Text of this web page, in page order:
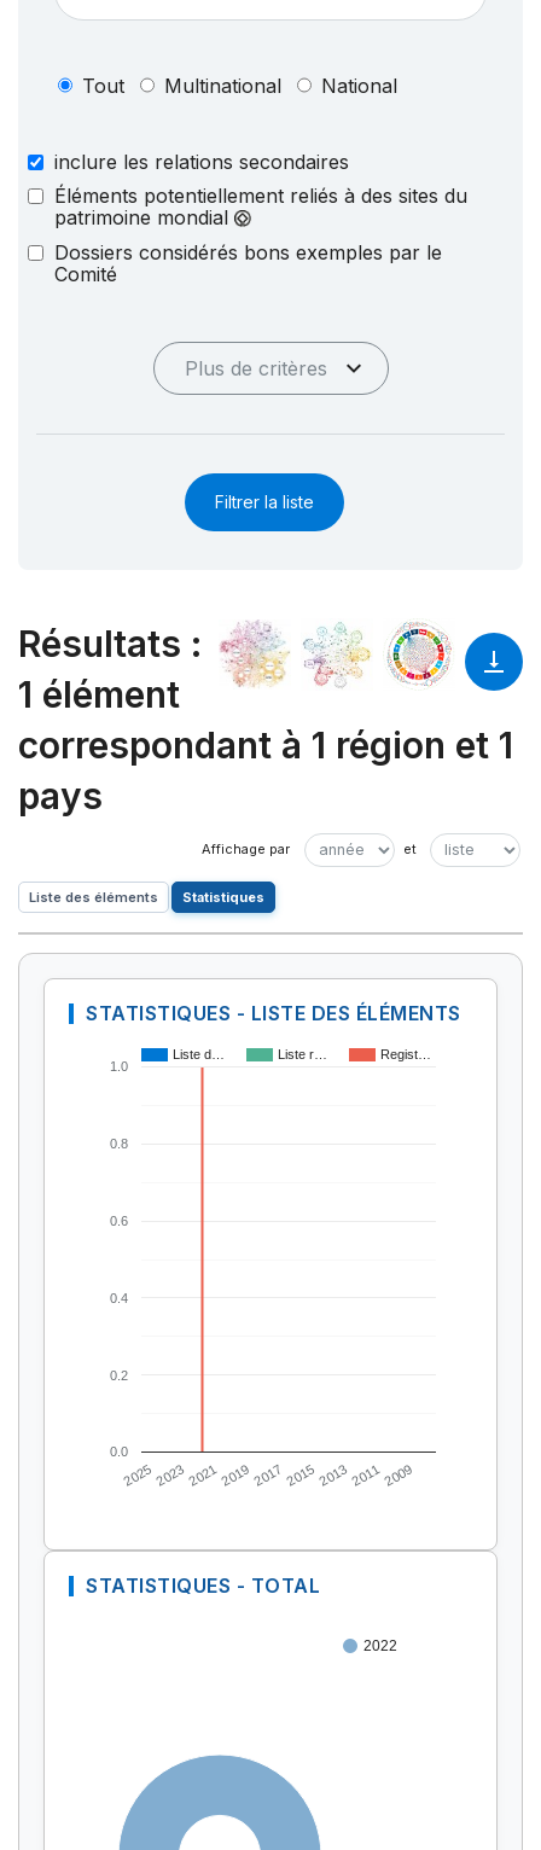
Tout Multinational National
inclure les relations secondaires
Éléments potentiellement reliés à des sites du
patrimoine mondial
Dossiers considérés bons exemples par le
Comité
Plus de critères
Filtrer la liste
Résultats :
1 élément
correspondant à 1 région et 1
pays
Liste des éléments Statistiques
STATISTIQUES - LISTE DES ÉLÉMENTS
Liste d… Liste r… Regist…
20252023202120192017 2015201320112009
0.0
0.2
0.4
0.6
0.8
1.0
STATISTIQUES - TOTAL
2022